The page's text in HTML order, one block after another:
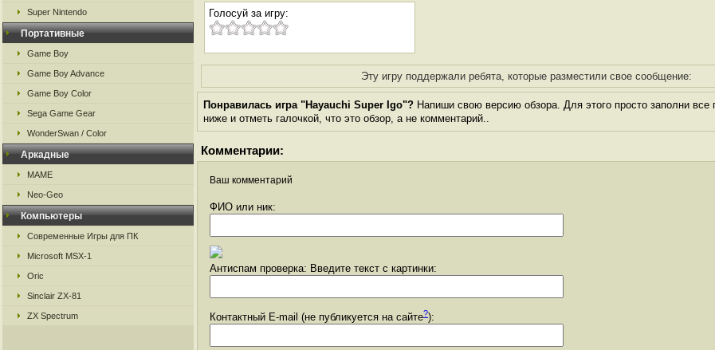
Super Nintendo
Портативные
Game Boy
Game Boy Advance
Game Boy Color
Sega Game Gear
WonderSwan / Color
Аркадные
MAME
Neo-Geo
Компьютеры
Современные Игры для ПК
Microsoft MSX-1
Oric
Sinclair ZX-81
ZX Spectrum
Голосуй за игру:
Эту игру поддержали ребята, которые разместили свое сообщение:
Понравилась игра "Hayauchi Super Igo"? Напиши свою версию обзора. Для этого просто заполни все
ниже и отметь галочкой, что это обзор, а не комментарий..
Комментарии:
Ваш комментарий
ФИО или ник:
Антиспам проверка: Введите текст с картинки:
Контактный E-mail (не публикуется на сайте?):